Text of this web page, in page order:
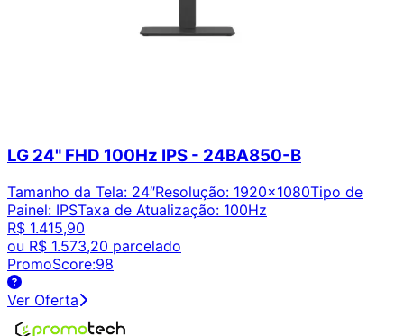
LG 24" FHD 100Hz IPS - 24BA850-B
Tamanho da Tela: 24″Resolução: 1920x1080Tipo de
Painel: IPSTaxa de Atualização: 100Hz
R$ 1.415,90
ou R$ 1.573,20 parcelado
PromoScore:98
Ver Oferta